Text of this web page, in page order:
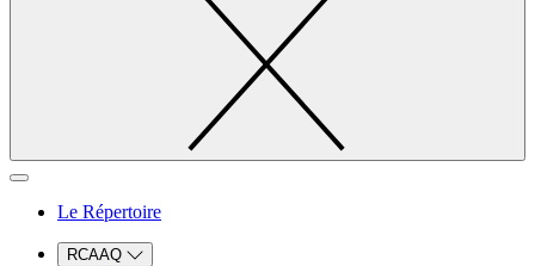
Le Répertoire
RCAAQ